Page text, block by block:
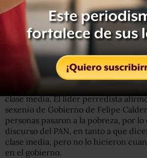
Jesús Zambrano, líder nacional del
es absolutamente falso que con la
clase media. El líder perredista
sexenio de Gobierno de Felipe
personas pasaron a la pobreza, por
discurso del PAN, en tanto a que
clase media, pero no lo hicieron
en el gobierno.